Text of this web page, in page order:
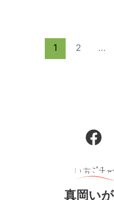
1 2 …
F
a
e
b
真岡い